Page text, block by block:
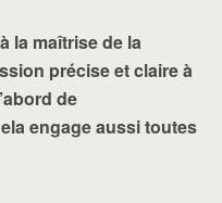
la maîtrise de la
précise et claire à
de
engage aussi toutes